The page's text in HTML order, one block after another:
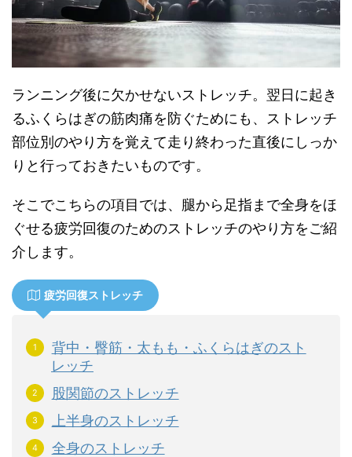
ランニング後に欠かせないストレッチ。翌日に起き
るふくらはぎの筋肉痛を防ぐためにも、ストレッチ
部位別のやり方を覚えて走り終わった直後にしっか
りと行っておきたいものです。
そこでこちらの項目では、腿から足指まで全身をほ
ぐせる疲労回復のためのストレッチのやり方をご紹
介します。
疲労回復ストレッチ
背中・臀筋・太もも・ふくらはぎのスト
レッチ
股関節のストレッチ
上半身のストレッチ
全身のストレッチ